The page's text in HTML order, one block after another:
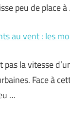
peu de place
au vent : les
pas la vitesse
Face à
…